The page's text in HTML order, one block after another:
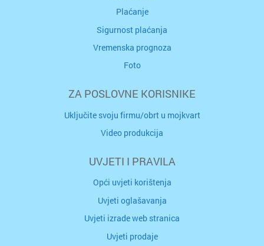
Plaćanje
Sigurnost plaćanja
Vremenska prognoza
Foto
ZA POSLOVNE KORISNIKE
Uključite svoju firmu/obrt u mojkvart
Video produkcija
UVJETI I PRAVILA
Opći uvjeti korištenja
Uvjeti oglašavanja
Uvjeti izrade web stranica
Uvjeti prodaje